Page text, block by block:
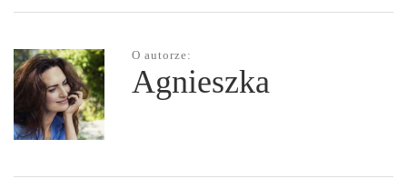
O autorze:
Agnieszka